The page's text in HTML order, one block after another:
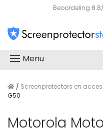
Beoordeling
Menu
/ Screenprotectors en
G50
Motorola